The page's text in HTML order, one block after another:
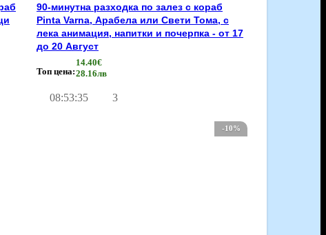
90-минутна разходка по залез с кораб
Pinta Varna, Арабела или Свети Тома, с
лека анимация, напитки и почерпка - от 17
до 20 Август
Топ цена:
14.40€
28.16лв
08:53:35 3
-10%